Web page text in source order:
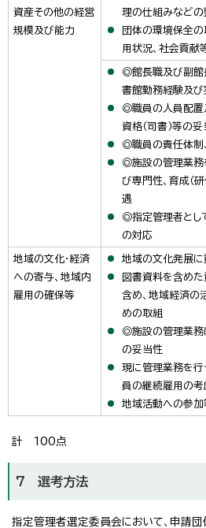
資産その他の経営
規模及び能力
理の仕組みなどの
団体の環境保全の
用状況、社会貢献
◎館長職及び副館
書館勤務経験及び
◎職員の人員配置
資格（司書）等の妥
◎職員の責任体制
◎施設の管理業務
び専門性、育成（
遇
◎指定管理者とし
の対応
地域の文化・経済
への寄与、地域内
雇用の確保等
地域の文化発展
図書資料を含め
含め、地域経済の
めの取組
◎施設の管理業務
の妥当性
現に管理業務を
員の継続雇用の考
地域活動への参
計 100点
7 選考方法
指定管理者選定委員会において、申請団